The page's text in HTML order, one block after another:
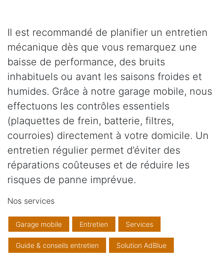
Il est recommandé de planifier un entretien
mécanique dès que vous remarquez une
baisse de performance, des bruits
inhabituels ou avant les saisons froides et
humides. Grâce à notre garage mobile, nous
effectuons les contrôles essentiels
(plaquettes de frein, batterie, filtres,
courroies) directement à votre domicile. Un
entretien régulier permet d’éviter des
réparations coûteuses et de réduire les
risques de panne imprévue.
Nos services
Garage mobile Entretien Services
Guide & conseils entretien Solution AdBlue